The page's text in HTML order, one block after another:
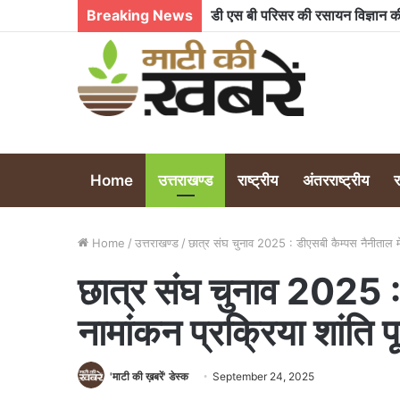
Breaking News
Home उत्तराखण्ड राष्ट्रीय अंतरराष्ट्रीय
Home / उत्तराखण्ड / छात्र संघ चुनाव 2025 : डीएसबी कैम्पस नैनीताल
छात्र संघ चुनाव 2025 :
नामांकन प्रक्रिया शांति
'माटी की ख़बरें' डेस्क September 24, 2025